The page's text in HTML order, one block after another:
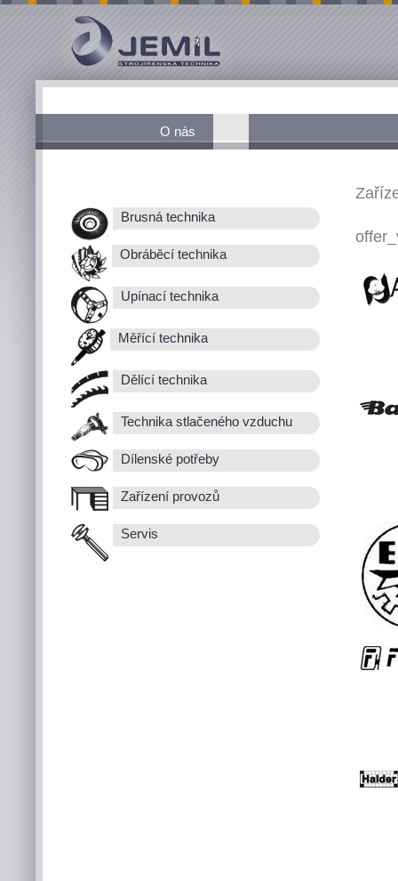
O nás
Brusná technika
Obráběcí technika
Upínací technika
Měřící technika
Dělící technika
Technika stlačeného vzduchu
Dílenské potřeby
Zařízení provozů
Servis